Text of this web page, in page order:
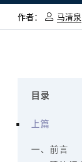
作者： 马清泉
目录
上篇
一、前言